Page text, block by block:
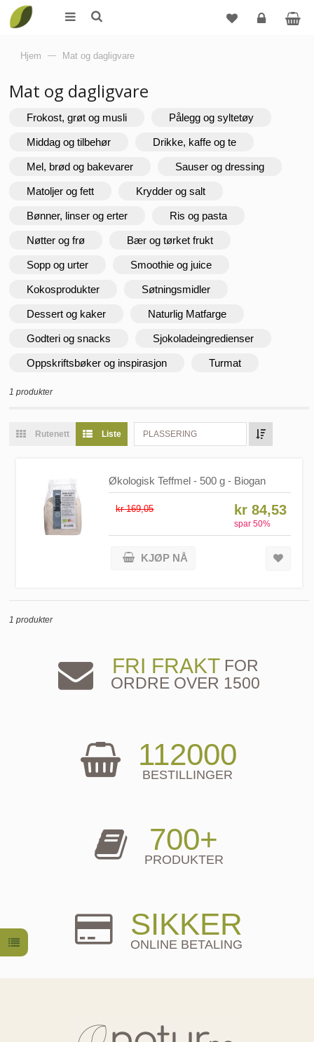
Hjem — Mat og dagligvare
Mat og dagligvare
Frokost, grøt og musli Pålegg og syltetøy
Middag og tilbehør Drikke, kaffe og te
Mel, brød og bakevarer Sauser og dressing
Matoljer og fett Krydder og salt
Bønner, linser og erter Ris og pasta
Nøtter og frø Bær og tørket frukt
Sopp og urter Smoothie og juice
Kokosprodukter Søtningsmidler
Dessert og kaker Naturlig Matfarge
Godteri og snacks Sjokoladeingredienser
Oppskriftsbøker og inspirasjon Turmat
1 produkter
Rutenett Liste PLASSERING
Økologisk Teffmel - 500 g - Biogan
kr 169,05 kr 84,53
spar50%
KJØP NÅ
1 produkter
FRI FRAKTFOR
ORDRE OVER 1500
112000
BESTILLINGER
700+
PRODUKTER
SIKKER
ONLINE BETALING